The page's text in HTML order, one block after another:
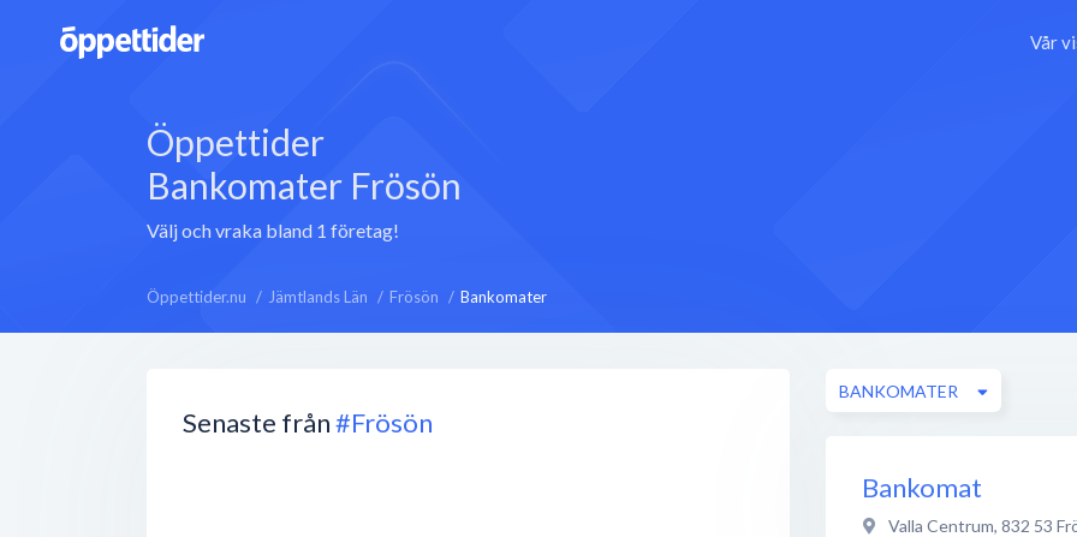
Vår
Öppettider
Bankomater Frösön
Välj och vraka bland 1 företag!
Öppettider.nu Jämtlands Län Frösön Bankomater
Senaste från#Frösön
BANKOMATER
Bankomat
Valla Centrum, 832 53